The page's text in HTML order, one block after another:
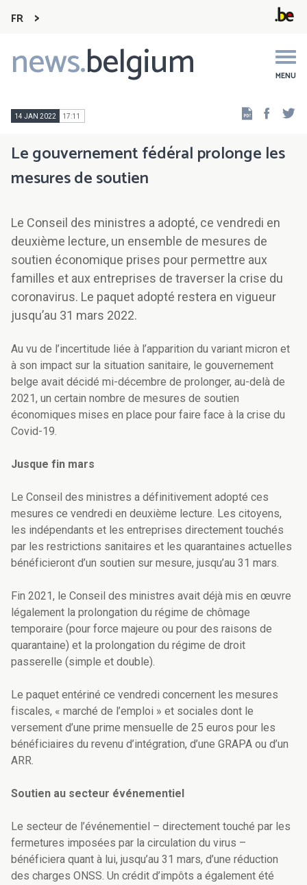
FR
news.belgium MENU
Main
navigation
14 JAN 2022 17:11
Le gouvernement fédéral prolonge les
mesures de soutien
Le Conseil des ministres a adopté, ce vendredi en
deuxième lecture, un ensemble de mesures de
soutien économique prises pour permettre aux
familles et aux entreprises de traverser la crise du
coronavirus. Le paquet adopté restera en vigueur
jusqu’au 31 mars 2022.
Au vu de l’incertitude liée à l’apparition du variant micron et
à son impact sur la situation sanitaire, le gouvernement
belge avait décidé mi-décembre de prolonger, au-delà de
2021, un certain nombre de mesures de soutien
économiques mises en place pour faire face à la crise du
Covid-19.
Jusque fin mars
Le Conseil des ministres a définitivement adopté ces
mesures ce vendredi en deuxième lecture. Les citoyens,
les indépendants et les entreprises directement touchés
par les restrictions sanitaires et les quarantaines actuelles
bénéficieront d’un soutien sur mesure, jusqu’au 31 mars.
Fin 2021, le Conseil des ministres avait déjà mis en œuvre
légalement la prolongation du régime de chômage
temporaire (pour force majeure ou pour des raisons de
quarantaine) et la prolongation du régime de droit
passerelle (simple et double).
Le paquet entériné ce vendredi concernent les mesures
fiscales, « marché de l’emploi » et sociales dont le
versement d’une prime mensuelle de 25 euros pour les
bénéficiaires du revenu d’intégration, d’une GRAPA ou d’un
ARR.
Soutien au secteur événementiel
Le secteur de l’événementiel – directement touché par les
fermetures imposées par la circulation du virus –
bénéficiera quant à lui, jusqu’au 31 mars, d’une réduction
des charges ONSS. Un crédit d’impôts a également été